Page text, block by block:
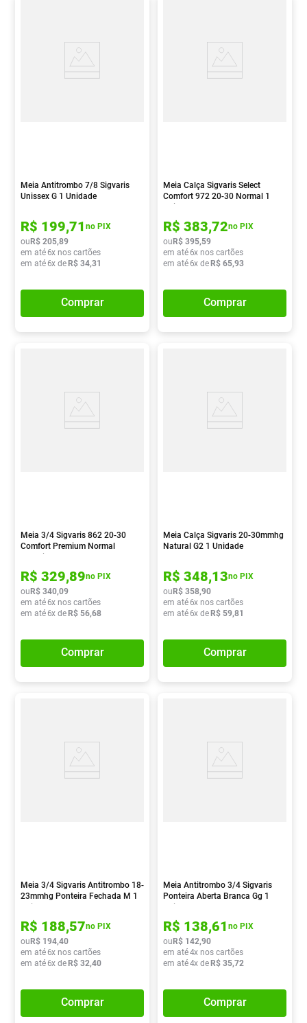
Meia Antitrombo 7/8 Sigvaris
Unissex G 1 Unidade
R$ 199,71 no PIX
ouR$ 205,89
em até6x nos cartões
em até6x deR$ 34,31
Comprar
Meia Calça Sigvaris Select
Comfort 972 20-30 Normal 1
Unidade
R$ 383,72no PIX
ouR$ 395,59
em até6x nos cartões
em até6x deR$ 65,93
Comprar
Meia 3/4 Sigvaris 862 20-30
Comfort Premium Normal
Ponteira Fechada Gg Natural 1
R$ 329,89no PIX
ouR$ 340,09
em até6x nos cartões
em até6x deR$ 56,68
Comprar
Meia Calça Sigvaris 20-30mmhg
Natural G2 1 Unidade
R$ 348,13no PIX
ouR$ 358,90
em até6x nos cartões
em até6x deR$ 59,81
Comprar
Meia 3/4 Sigvaris Antitrombo 18-
23mmhg Ponteira Fechada M 1
Unidade
R$ 188,57no PIX
ouR$ 194,40
em até6x nos cartões
em até6x deR$ 32,40
Comprar
Meia Antitrombo 3/4 Sigvaris
Ponteira Aberta Branca Gg 1
Unidade
R$ 138,61 no PIX
ouR$ 142,90
em até4x nos cartões
em até4x deR$ 35,72
Comprar